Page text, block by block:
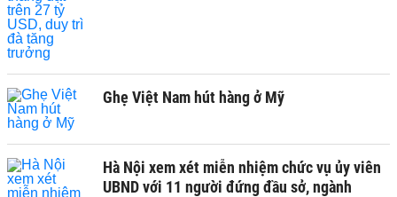
Ghẹ Việt Nam hút hàng ở Mỹ
Hà Nội xem xét miễn nhiệm chức vụ ủy viên
UBND với 11 người đứng đầu sở, ngành